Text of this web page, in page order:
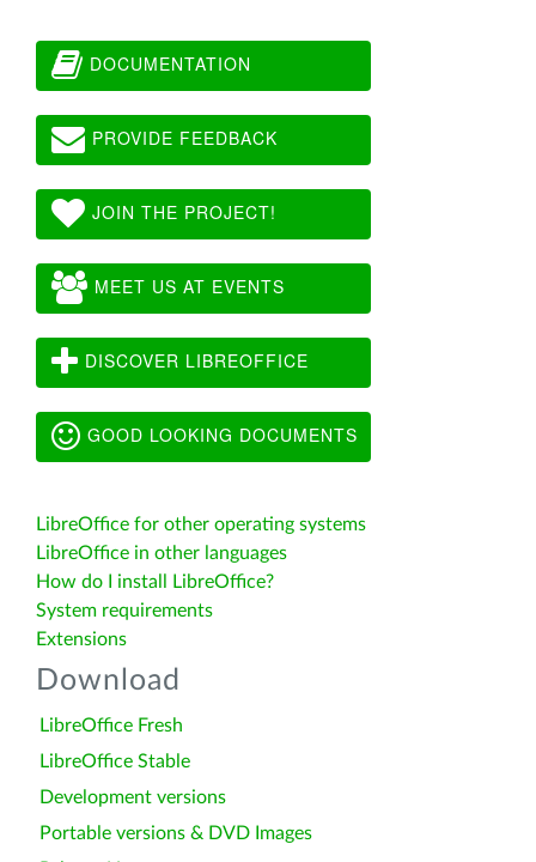
DOCUMENTATION
PROVIDE FEEDBACK
JOIN THE PROJECT!
MEET US AT EVENTS
DISCOVER LIBREOFFICE
GOOD LOOKING DOCUMENTS
LibreOffice for other operating systems
LibreOffice in other languages
How do I install LibreOffice?
System requirements
Extensions
Download
LibreOffice Fresh
LibreOffice Stable
Development versions
Portable versions & DVD Images